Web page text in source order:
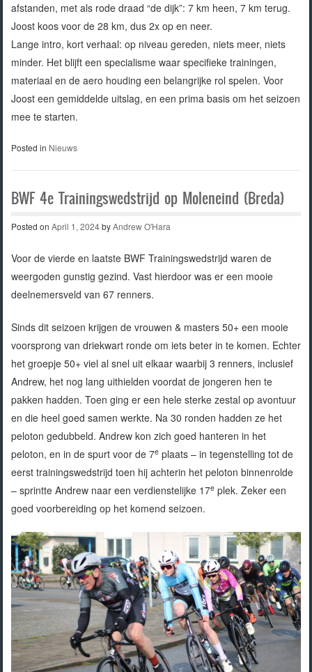
afstanden, met als rode draad “de dijk”: 7 km heen, 7 km terug.
Joost koos voor de 28 km, dus 2x op en neer.
Lange intro, kort verhaal: op niveau gereden, niets meer, niets
minder. Het blijft een specialisme waar specifieke trainingen,
materiaal en de aero houding een belangrijke rol spelen. Voor
Joost een gemiddelde uitslag, en een prima basis om het seizoen
mee te starten.
Posted in Nieuws
BWF 4e Trainingswedstrijd op Moleneind (Breda)
Posted on April 1, 2024byAndrew O'Hara
Voor de vierde en laatste BWF Trainingswedstrijd waren de
weergoden gunstig gezind. Vast hierdoor was er een mooie
deelnemersveld van 67 renners.
Sinds dit seizoen krijgen de vrouwen & masters 50+ een mooie
voorsprong van driekwart ronde om iets beter in te komen. Echter
het groepje 50+ viel al snel uit elkaar waarbij 3 renners, inclusief
Andrew, het nog lang uithielden voordat de jongeren hen te
pakken hadden. Toen ging er een hele sterke zestal op avontuur
en die heel goed samen werkte. Na 30 ronden hadden ze het
peloton gedubbeld. Andrew kon zich goed hanteren in het
peloton, en in de spurt voor de 7eplaats – in tegenstelling tot de
eerst trainingswedstrijd toen hij achterin het peloton binnenrolde
– sprintte Andrew naar een verdienstelijke 17eplek. Zeker een
goed voorbereiding op het komend seizoen.